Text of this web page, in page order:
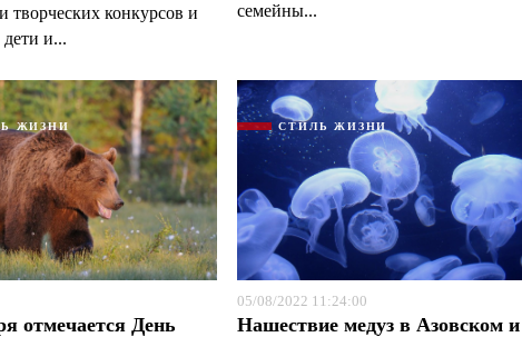
творческих конкурсов и
и...
семейны...
ЖИЗНИ
отмечается День
СТИЛЬ ЖИЗНИ
05/08/2022 11:24:00
Нашествие медуз в Азовском и